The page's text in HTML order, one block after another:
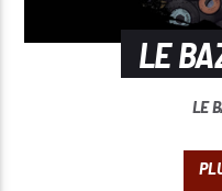
LE
LE